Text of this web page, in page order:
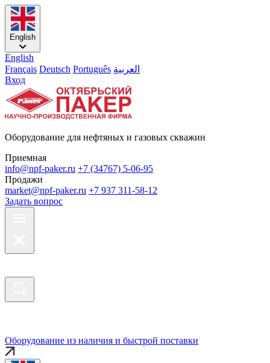
English
English
Français Deutsch Português العربية
Вход
Оборудование для нефтяных и газовых скважин
Приемная
info@npf-paker.ru +7 (34767) 5-06-95
Продажи
market@npf-paker.ru +7 937 311-58-12
Задать вопрос
Оборудование из наличия и быстрой поставки